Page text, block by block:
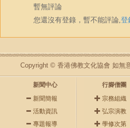
暫無評論
您還沒有登錄，暫不能評論,登
Copyright © 香港佛教文化協會 如無
新聞中心
新聞簡報
活動資訊
專題報導
行腳僧團
宗務組織
弘宗演教
學修次第